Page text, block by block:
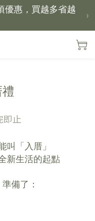
優惠，買越多省越
，送上祝福
鐘53秒
›
即止
叫「入厝」
新生活的起點
備了：